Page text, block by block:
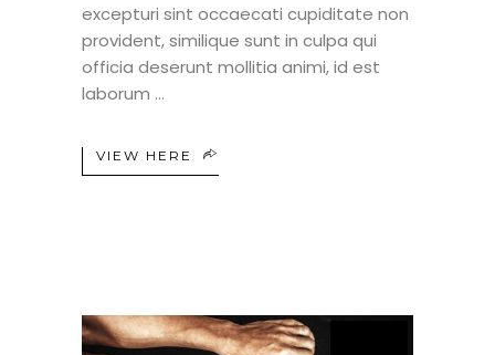
excepturi sint occaecati cupiditate non
provident, similique sunt in culpa qui
officia deserunt mollitia animi, id est
laborum
VIEW HERE